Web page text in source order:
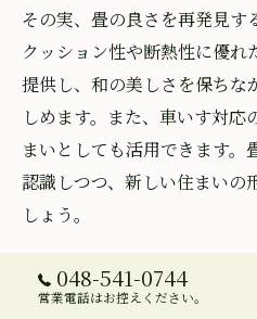
その実、畳の良さを再発見す
クッション性や断熱性に優れ
提供し、和の美しさを保ちな
しめます。また、車いす対応
まいとしても活用できます。
認識しつつ、新しい住まいの
しょう。
048-541-0744
営業電話はお控えください。